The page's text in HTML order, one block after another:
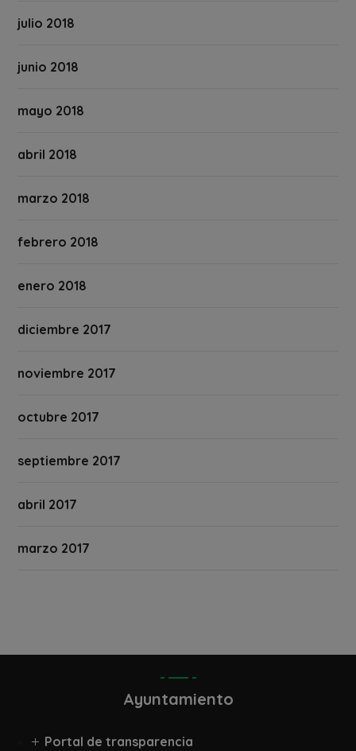
julio 2018
junio 2018
mayo 2018
abril 2018
marzo 2018
febrero 2018
enero 2018
diciembre 2017
noviembre 2017
octubre 2017
septiembre 2017
abril 2017
marzo 2017
Ayuntamiento
Portal de transparencia